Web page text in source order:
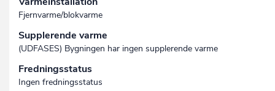
Fjernvarme/blokvarme
Supplerende varme
(UDFASES) Bygningen har ingen supplerende varme
Fredningsstatus
Ingen fredningsstatus